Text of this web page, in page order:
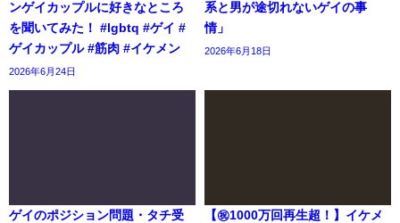
ンゲイカップルに好きなところ
を聞いてみた！ #lgbtq #ゲイ #
ゲイカップル #筋肉 #イケメン
2026年6月24日
系と男が途切れないゲイの事
情」
2026年6月18日
ゲイのポジション問題・タチ受
【㊗️1000万回再生超！】イケメ